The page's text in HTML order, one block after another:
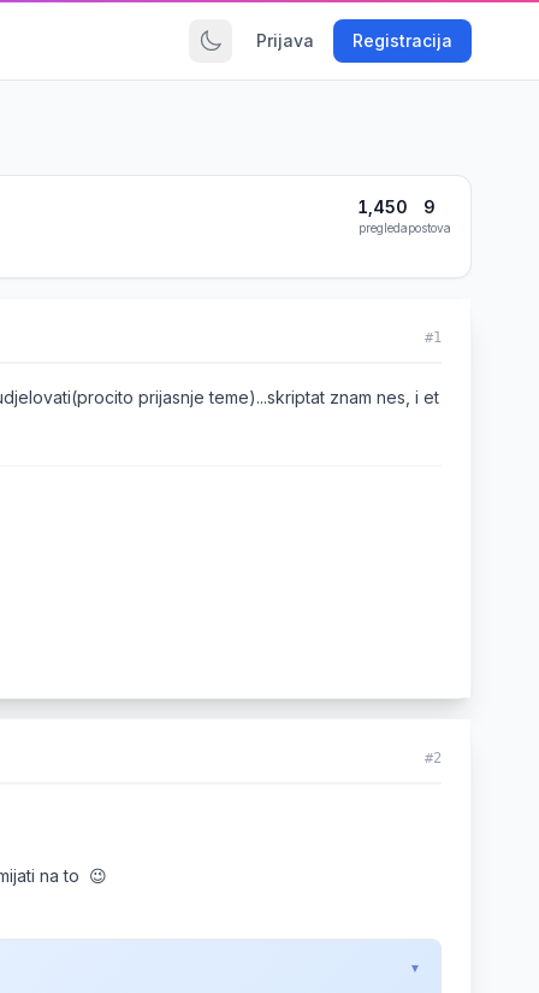
Prijava Registracija
1,450
pregleda
9
postova
#1
prijasnje teme)...skriptat znam nes, i et
#2
na to 😉